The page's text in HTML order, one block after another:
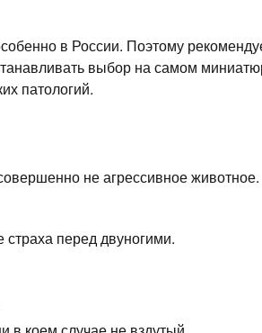
в России. Поэтому
выбор на самом
патологий.
не агрессивное животное.
перед двуногими.